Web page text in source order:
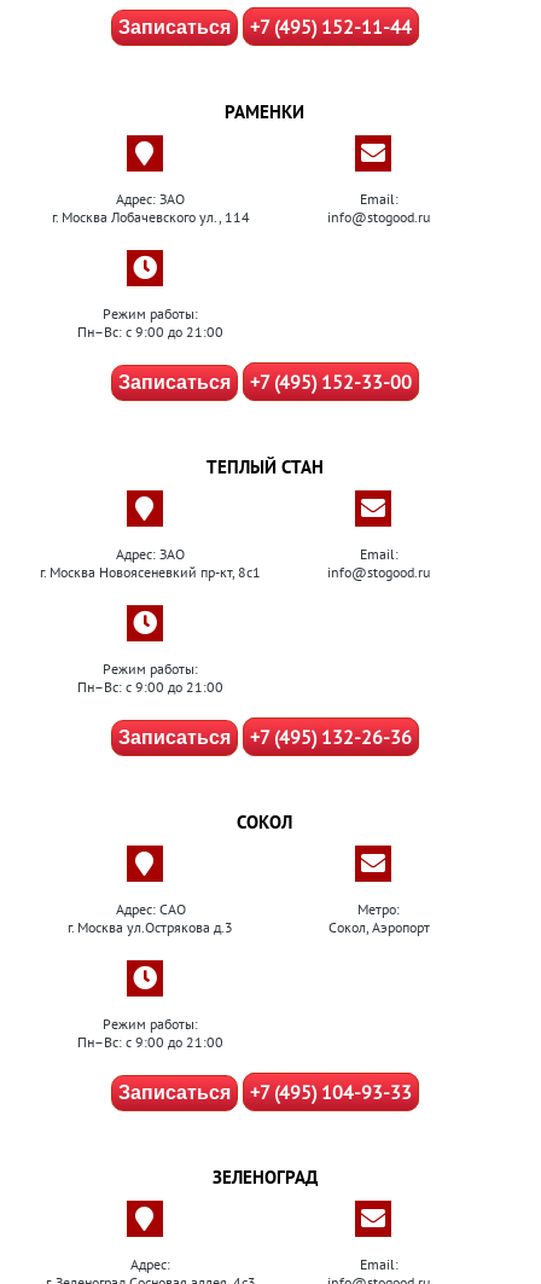
Записаться +7 (495) 152-11-44
РАМЕНКИ
Адрес: ЗАО
г. Москва Лобачевского ул., 114
Email:
info@stogood.ru
Режим работы:
Пн–Вс: с 9:00 до 21:00
Записаться +7 (495) 152-33-00
ТЕПЛЫЙ СТАН
Адрес: ЗАО
г. Москва Новоясеневкий пр-кт, 8с1
Email:
info@stogood.ru
Режим работы:
Пн–Вс: с 9:00 до 21:00
Записаться +7 (495) 132-26-36
СОКОЛ
Адрес: САО
г. Москва ул.Острякова д.3
Метро:
Сокол, Аэропорт
Режим работы:
Пн–Вс: с 9:00 до 21:00
Записаться +7 (495) 104-93-33
ЗЕЛЕНОГРАД
Адрес:
Email: